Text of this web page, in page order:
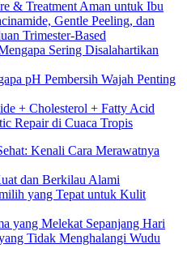
& Treatment Aman untuk Ibu
Gentle Peeling, dan
Trimester-Based
Sering Disalahartikan
pH Pembersih Wajah Penting
+ Cholesterol + Fatty Acid
Repair di Cuaca Tropis
Kenali Cara Merawatnya
dan Berkilau Alami
yang Tepat untuk Kulit
yang Melekat Sepanjang Hari
Tidak Menghalangi Wudu